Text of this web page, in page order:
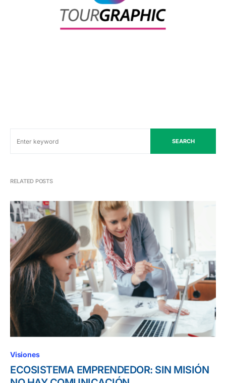
SEARCH
RELATED POSTS
Visiones
ECOSISTEMA EMPRENDEDOR: SIN MISIÓN